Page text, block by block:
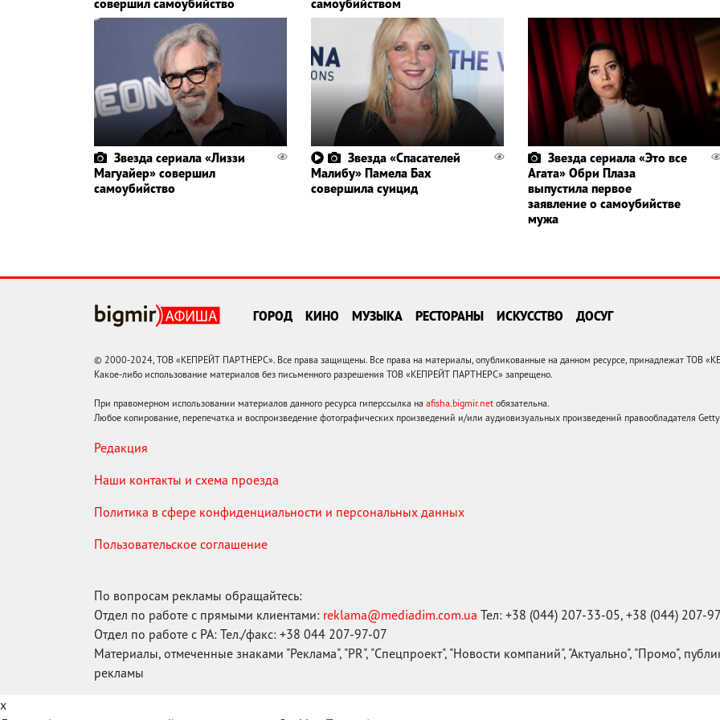
Звезда сериала «Лиззи
Магуайер» совершил
самоубийство
Звезда «Спасателей
Малибу» Памела Бах
совершила суицид
Звезда сериала «Это все
Агата» Обри Плаза
выпустила первое
заявление о самоубийстве
мужа
ГОРОД КИНО МУЗЫКА РЕСТОРАНЫ ИСКУССТВО ДОСУГ
© 2000-2024, ТОВ «КЕПРЕЙТ ПАРТНЕРС». Все права защищены. Все права на материалы, опубликованные на данном ресурсе, принадлежат ТОВ
Какое-либо использование материалов без письменного разрешения ТОВ «КЕПРЕЙТ ПАРТНЕРС» запрещено.
При правомерном использовании материалов данного ресурса гиперссылка на afisha.bigmir.net обязательна.
Любое копирование, перепечатка и воспроизведение фотографических произведений и/или аудиовизуальных произведений правообладателя Getty
Редакция
Наши контакты и схема проезда
Политика в сфере конфиденциальности и персональных данных
Пользовательское соглашение
По вопросам рекламы обращайтесь:
Отдел по работе с прямыми клиентами: reklama@mediadim.com.ua Тел: +38 (044) 207-33-05, +38 (044) 207-
Отдел по работе с РА: Тел./факс: +38 044 207-97-07
Материалы, отмеченные знаками "Реклама", "PR", "Спецпроект", "Новости компаний", "Актуально", "Промо",
рекламы
x